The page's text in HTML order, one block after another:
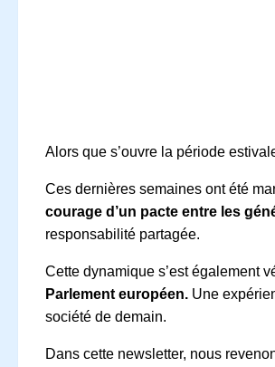
Alors que s’ouvre la période
Ces dernières semaines ont été
courage d’un pacte entre les
responsabilité partagée.
Cette dynamique s’est également
Parlement européen. Une
société de demain.
Dans cette newsletter, nous